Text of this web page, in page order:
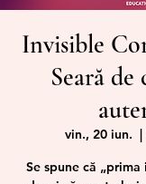
Invisible
Seară de
vin., 20 iun.
  |
Se spune că